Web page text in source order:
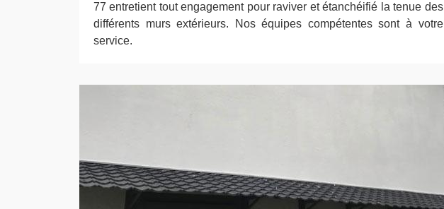
77 entretient tout engagement pour raviver et étanchéifié la tenue des
différents murs extérieurs. Nos équipes compétentes sont à votre
service.